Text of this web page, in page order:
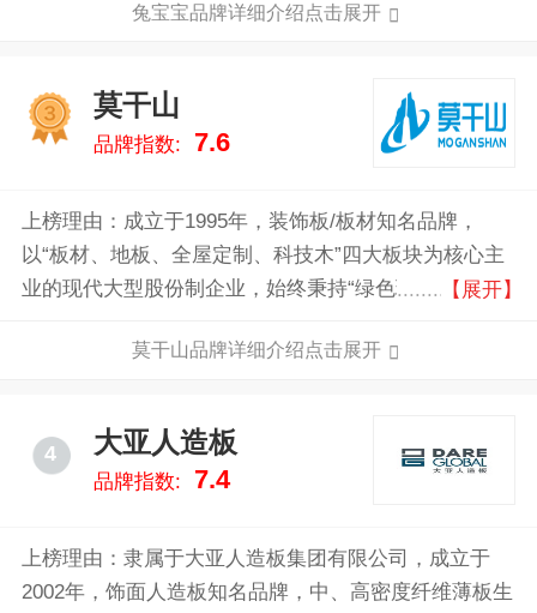
制、衣柜定制、环保板材、整体衣柜等家居产品为核
供全健康家居装饰综合服务。
兔宝宝品牌详细介绍点击展开
莫干山
品牌指数: 7.6
上榜理由：成立于1995年，装饰板/板材知名品牌，
以“板材、地板、全屋定制、科技木”四大板块为核心主
业的现代大型股份制企业，始终秉持“绿色环保，关爱
军企业”为战略目标，深耕于家居建材领域，业务已遍
【展开】
莫干山品牌详细介绍点击展开
4 大亚人造板
品牌指数: 7.4
上榜理由：隶属于大亚人造板集团有限公司，成立于
2002年，饰面人造板知名品牌，中、高密度纤维薄板生